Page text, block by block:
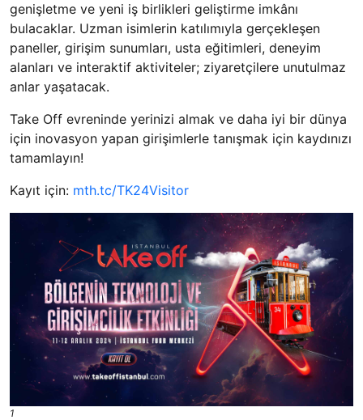
genişletme ve yeni iş birlikleri geliştirme imkânı
bulacaklar. Uzman isimlerin katılımıyla gerçekleşen
paneller, girişim sunumları, usta eğitimleri, deneyim
alanları ve interaktif aktiviteler; ziyaretçilere unutulmaz
anlar yaşatacak.
Take Off evreninde yerinizi almak ve daha iyi bir dünya
için inovasyon yapan girişimlerle tanışmak için kaydınızı
tamamlayın!
Kayıt için: mth.tc/TK24Visitor
1